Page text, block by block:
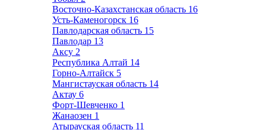
Восточно-Казахстанская область 16
Усть-Каменогорск 16
Павлодарская область 15
Павлодар 13
Аксу 2
Республика Алтай 14
Горно-Алтайск 5
Мангистауская область 14
Актау 6
Форт-Шевченко 1
Жанаозен 1
Атырауская область 11